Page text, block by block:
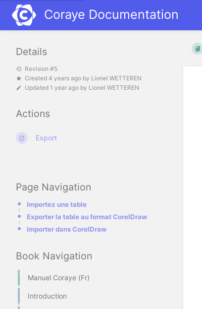
Coraye Documentation
Page Navigation
Importez une table
Exporter la table au format CorelDraw
Importer dans CorelDraw
Book Navigation
Manuel Coraye (Fr)
Introduction
Details
Revision #5
Created 4 years ago by Lionel WETTEREN
Updated 1 year ago by Lionel WETTEREN
Actions
Export